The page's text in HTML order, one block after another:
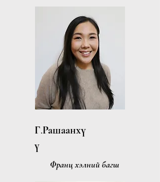
Г.Рашаанхү
ү
Франц хэлний багш